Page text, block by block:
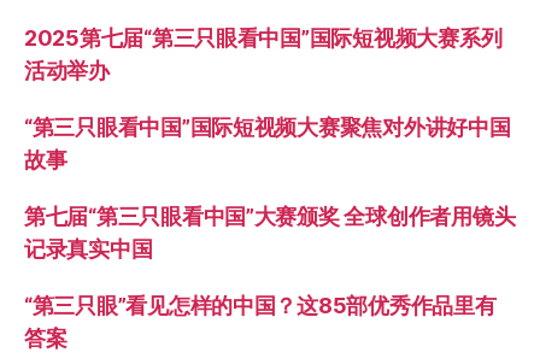
2025第七届“第三只眼看中国”国际短视频大赛系列
活动举办
“第三只眼看中国”国际短视频大赛聚焦对外讲好中国
故事
第七届“第三只眼看中国”大赛颁奖 全球创作者用镜头
记录真实中国
“第三只眼”看见怎样的中国？这85部优秀作品里有
答案